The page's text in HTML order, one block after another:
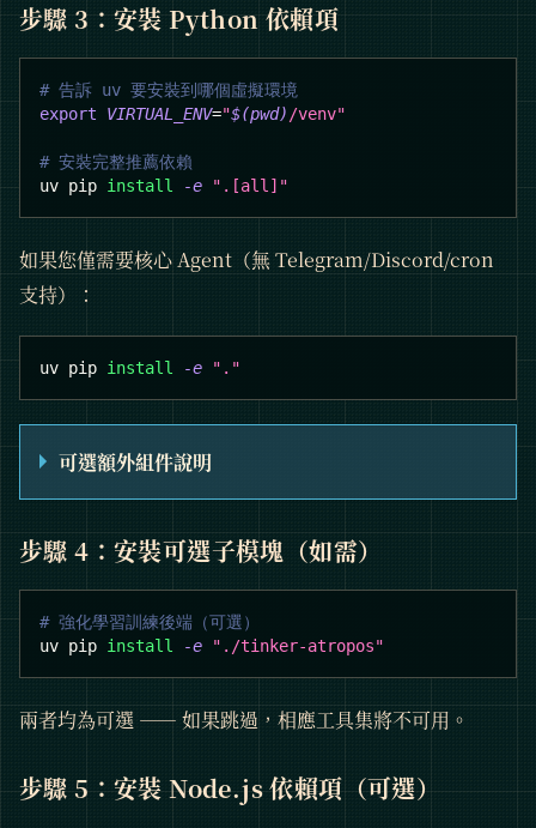
步驟 3：安裝 Python 依賴項
# 告訴 uv 要安裝到哪個虛擬環境
export
VIRTUAL_ENV="$(pwd)/venv"
# 安裝完整推薦依賴
uv pip install -e ".[all]"
如果您僅需要核心 Agent（無 Telegram/Discord/cron
支持）：
uv pip install -e "."
可選額外組件說明
步驟 4：安裝可選子模塊（如需）
# 強化學習訓練後端（可選）
uv pip install -e "./tinker-atropos"
兩者均為可選 —— 如果跳過，相應工具集將不可用。
步驟 5：安裝 Node.js 依賴項（可選）